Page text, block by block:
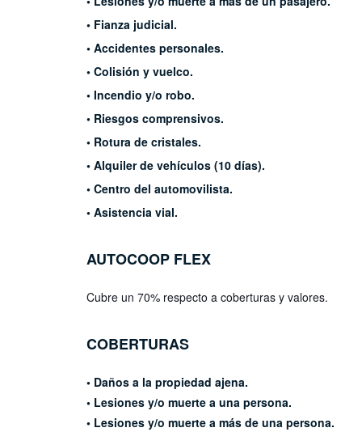
• Fianza judicial.
• Accidentes personales.
• Colisión y vuelco.
• Incendio y/o robo.
• Riesgos comprensivos.
• Rotura de cristales.
• Alquiler de vehículos (10 días).
• Centro del automovilista.
• Asistencia vial.
AUTOCOOP FLEX
Cubre un 70% respecto a coberturas y valores.
COBERTURAS
• Daños a la propiedad ajena.
• Lesiones y/o muerte a una persona.
• Lesiones y/o muerte a más de una persona.